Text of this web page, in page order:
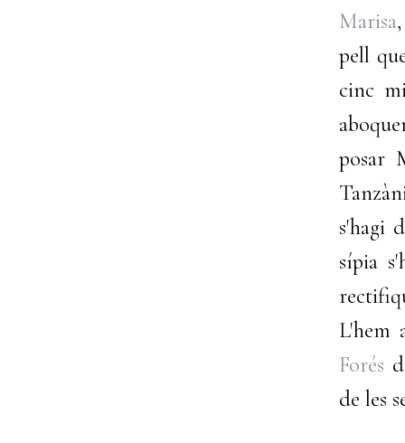
Marisa
pell
cinc
posar
s'hagi
sípia
L'hem
Forés
de les